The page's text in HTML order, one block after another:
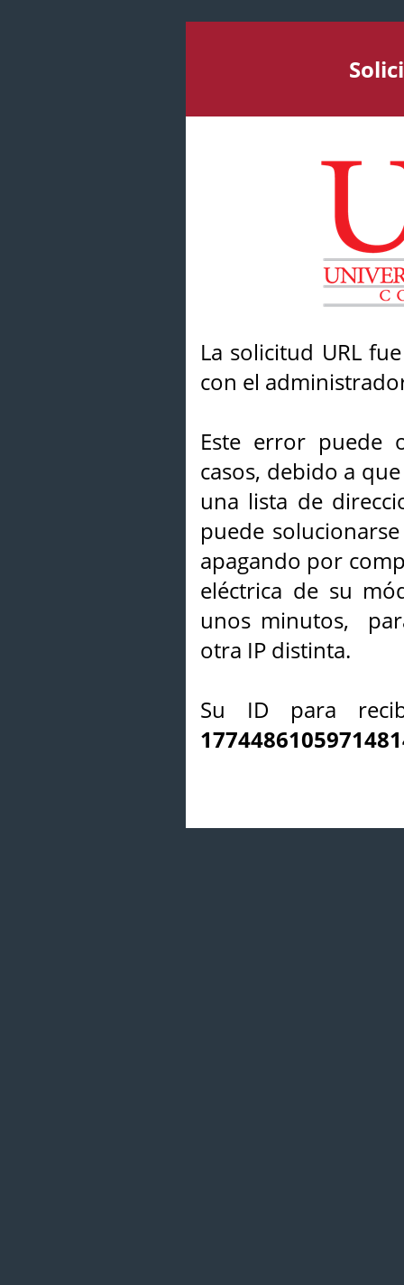
La solicitud URL
con el
Este error puede
casos, debido a
una lista de
puede
apagando por
eléctrica de su
unos minutos,
otra IP distinta.
Su ID para